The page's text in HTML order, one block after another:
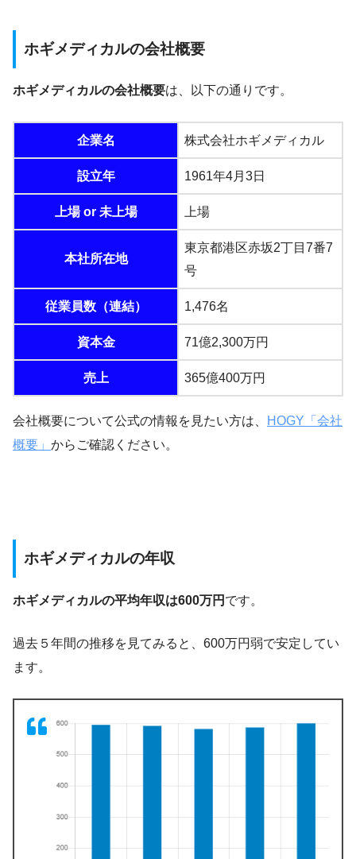
ホギメディカルの会社概要
ホギメディカルの会社概要は、以下の通りです。
企業名 株式会社ホギメディカル
設立年 1961年4月3日
上場 or 未上場 上場
本社所在地
東京都港区赤坂2丁目7番7
号
従業員数（連結） 1,476名
資本金 71億2,300万円
売上 365億400万円
会社概要について公式の情報を見たい方は、
HOGY「会社
概要」 からご確認ください。
ホギメディカルの年収
ホギメディカルの平均年収は600万円 です。
過去５年間の推移を見てみると、600万円弱で安定してい
ます。